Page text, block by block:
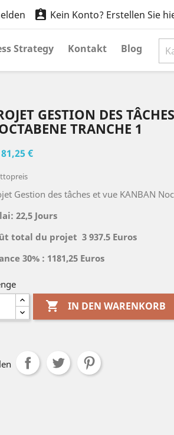
 Kein Konto? Erstellen Sie
Strategy Kontakt Blog
GESTION DES
TRANCHE 1
€
Gestion des tâches et vue KANBAN
22,5 Jours
total du projet 3 937.5 Euros
30% : 1181,25 Euros
 IN DEN WARENKORB